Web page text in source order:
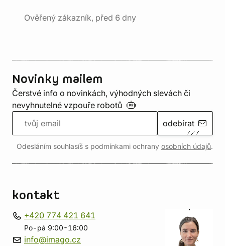
Ověřený zákazník, před 6 dny
Novinky mailem
Čerstvé info o novinkách, výhodných slevách či
nevyhnutelné vzpouře robotů
odebírat
Odesláním souhlasíš s podmínkami ochrany osobních údajů.
kontakt
+420 774 421 641
Po-pá 9:00-16:00
info@imago.cz